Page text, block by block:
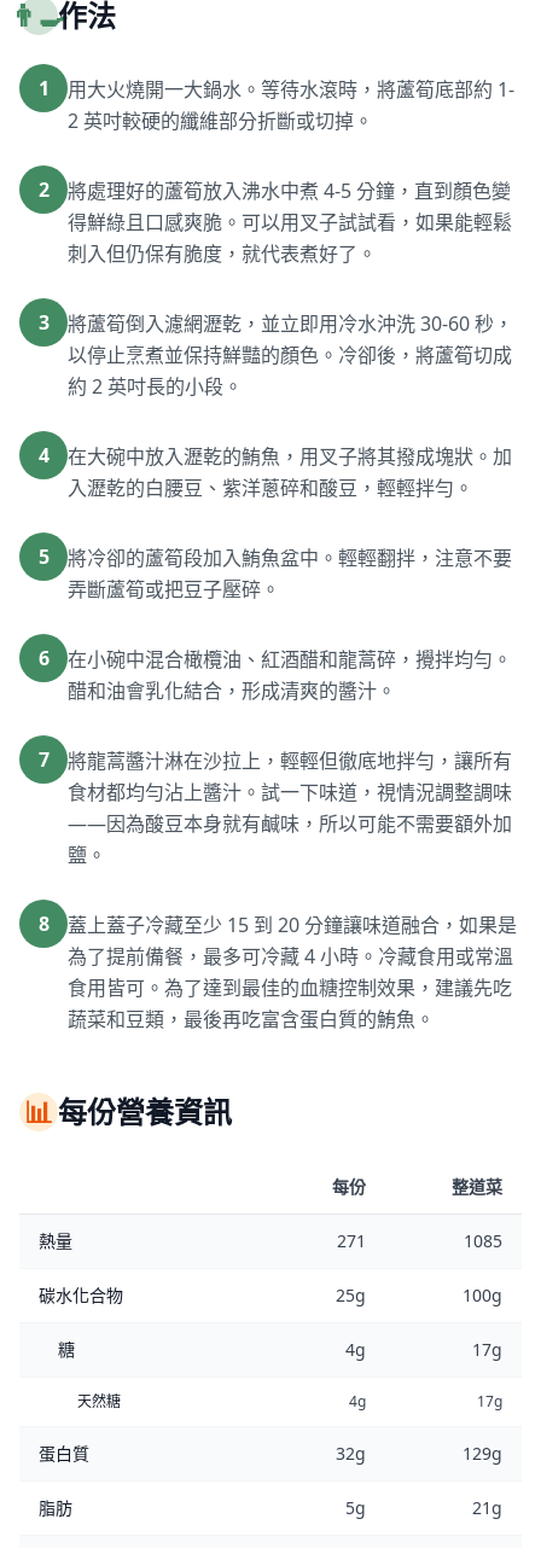
👨‍🍳作法
1
用大火燒開一大鍋水。等待水滾時，將蘆筍底部約 1-
2 英吋較硬的纖維部分折斷或切掉。
2
將處理好的蘆筍放入沸水中煮 4-5 分鐘，直到顏色變
得鮮綠且口感爽脆。可以用叉子試試看，如果能輕鬆
刺入但仍保有脆度，就代表煮好了。
3
將蘆筍倒入濾網瀝乾，並立即用冷水沖洗 30-60 秒，
以停止烹煮並保持鮮豔的顏色。冷卻後，將蘆筍切成
約 2 英吋長的小段。
4
在大碗中放入瀝乾的鮪魚，用叉子將其撥成塊狀。加
入瀝乾的白腰豆、紫洋蔥碎和酸豆，輕輕拌勻。
5
將冷卻的蘆筍段加入鮪魚盆中。輕輕翻拌，注意不要
弄斷蘆筍或把豆子壓碎。
6
在小碗中混合橄欖油、紅酒醋和龍蒿碎，攪拌均勻。
醋和油會乳化結合，形成清爽的醬汁。
7
將龍蒿醬汁淋在沙拉上，輕輕但徹底地拌勻，讓所有
食材都均勻沾上醬汁。試一下味道，視情況調整調味
——因為酸豆本身就有鹹味，所以可能不需要額外加
鹽。
8
蓋上蓋子冷藏至少 15 到 20 分鐘讓味道融合，如果是
為了提前備餐，最多可冷藏 4 小時。冷藏食用或常溫
食用皆可。為了達到最佳的血糖控制效果，建議先吃
蔬菜和豆類，最後再吃富含蛋白質的鮪魚。
📊每份營養資訊
每份 整道菜
熱量 271 1085
碳水化合物 25g 100g
糖 4g 17g
天然糖 4g 17g
蛋白質 32g 129g
脂肪 5g 21g